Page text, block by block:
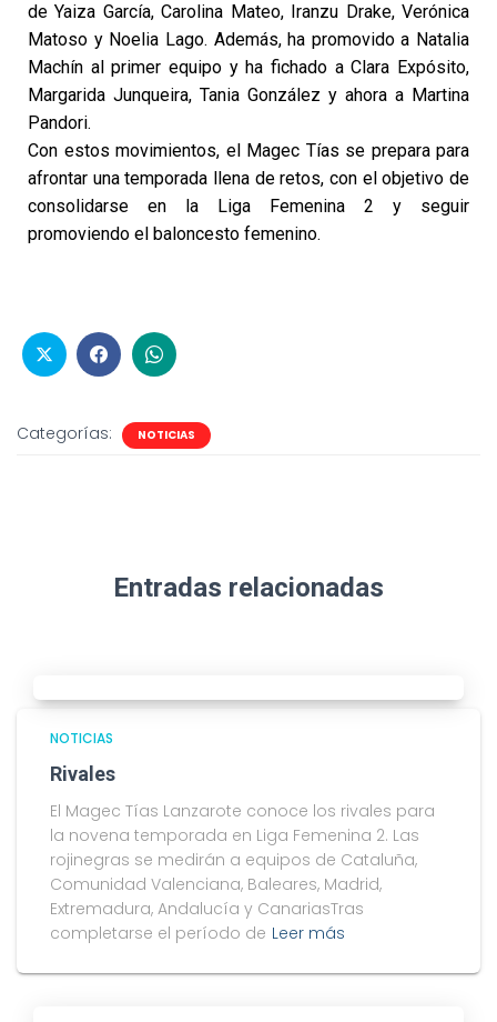
de Yaiza García, Carolina Mateo, Iranzu Drake, Verónica
Matoso y Noelia Lago. Además, ha promovido a Natalia
Machín al primer equipo y ha fichado a Clara Expósito,
Margarida Junqueira, Tania González y ahora a Martina
Pandori.
Con estos movimientos, el Magec Tías se prepara para
afrontar una temporada llena de retos, con el objetivo de
consolidarse en la Liga Femenina 2 y seguir
promoviendo el baloncesto femenino.
Categorías: NOTICIAS
Entradas relacionadas
NOTICIAS
Rivales
El Magec Tías Lanzarote conoce los rivales para
la novena temporada en Liga Femenina 2. Las
rojinegras se medirán a equipos de Cataluña,
Comunidad Valenciana, Baleares, Madrid,
Extremadura, Andalucía y CanariasTras
completarse el período de Leer más